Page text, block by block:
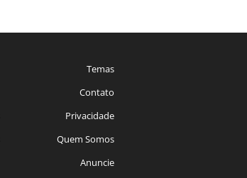
Temas
Contato
Privacidade
Quem Somos
Anuncie